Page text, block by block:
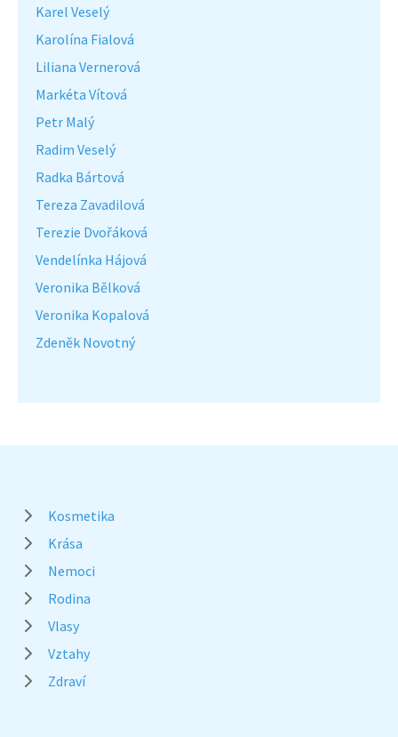
Karel Veselý
Karolína Fialová
Liliana Vernerová
Markéta Vítová
Petr Malý
Radim Veselý
Radka Bártová
Tereza Zavadilová
Terezie Dvořáková
Vendelínka Hájová
Veronika Bělková
Veronika Kopalová
Zdeněk Novotný
Kosmetika
Krása
Nemoci
Rodina
Vlasy
Vztahy
Zdraví